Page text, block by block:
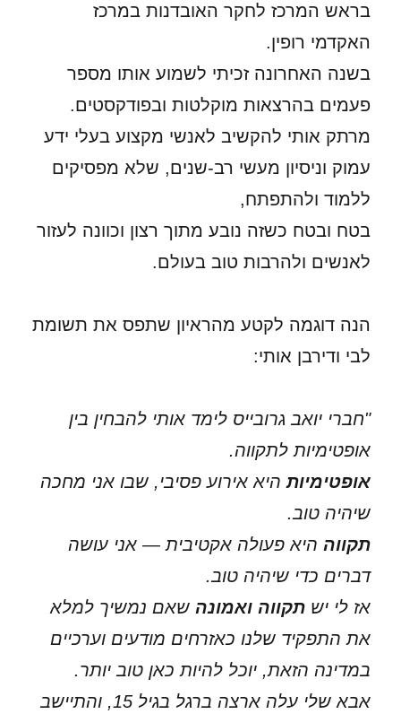
בראש המרכז לחקר האובדנות במרכז
האקדמי רופין.
בשנה האחרונה זכיתי לשמוע אותו מספר
פעמים בהרצאות מוקלטות ובפודקסטים.
מרתק אותי להקשיב לאנשי מקצוע בעלי ידע
עמוק וניסיון מעשי רב-שנים, שלא מפסיקים
ללמוד ולהתפתח,
בטח ובטח כשזה נובע מתוך רצון וכוונה לעזור
לאנשים ולהרבות טוב בעולם.
הנה דוגמה לקטע מהראיון שתפס את תשומת
לבי ודירבן אותי:
"חברי יואב גרובייס לימד אותי להבחין בין
אופטימיות לתקווה.
אופטימיותהיא אירוע פסיבי, שבו אני מחכה
שיהיה טוב.
תקווה היא פעולה אקטיבית — אני עושה
דברים כדי שיהיה טוב.
אז לי ישתקווה ואמונה שאם נמשיך למלא
את התפקיד שלנו כאזרחים מודעים וערכיים
במדינה הזאת, יוכל להיות כאן טוב יותר.
אבא שלי עלה ארצה ברגל בגיל 15, והתיישב